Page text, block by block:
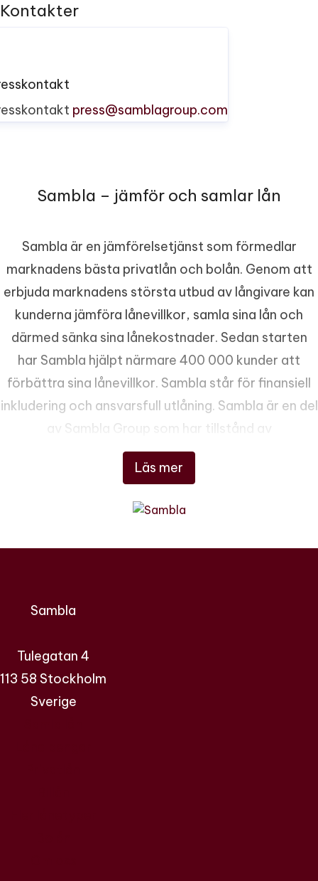
Kontakter
press@samblagroup.com
Sambla – jämför och samlar lån
Läs mer
Sambla är en jämförelsetjänst som förmedlar
marknadens bästa privatlån och bolån. Genom att
erbjuda marknadens största utbud av långivare kan
kunderna jämföra lånevillkor, samla sina lån och
därmed sänka sina lånekostnader. Sedan starten
har Sambla hjälpt närmare 400 000 kunder att
förbättra sina lånevillkor. Sambla står för finansiell
inkludering och ansvarsfull utlåning. Sambla är en del
av Sambla Group som har tillstånd av
Finansinspektionen att bedriva
konsumentkreditförmedling och
Sambla
Tulegatan 4
113 58 Stockholm
Sverige